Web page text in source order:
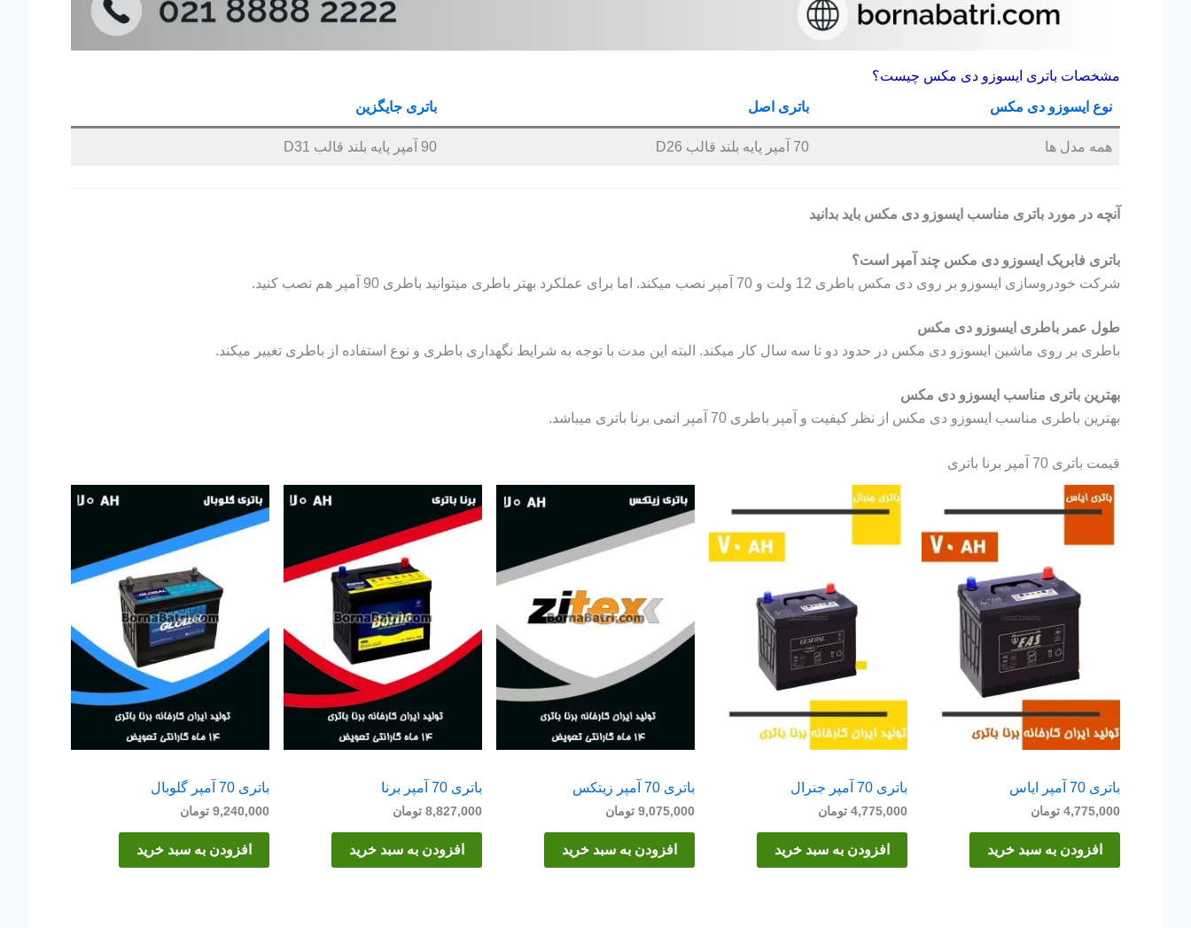
مشخصات باتری ایسوزو دی مکس چیست؟
نوع ایسوزو دی مکس باتری اصل باتری جایگزین
همه مدل ها 70 آمپر پایه بلند قالب D26 90 آمپر پایه بلند قالب D31
آنچه در مورد باتری مناسب ایسوزو دی مکس باید بدانید
باتری فابریک ایسوزو دی مکس چند آمپر است؟
شرکت خودروسازی ایسوزو بر روی دی مکس باطری 12 ولت و 70 آمپر نصب میکند. اما برای عملکرد بهتر باطری میتوانید باطری 90 آمپر هم نصب کنید.
طول عمر باطری ایسوزو دی مکس
باطری بر روی ماشین ایسوزو دی مکس در حدود دو تا سه سال کار میکند. البته این مدت با توجه به شرایط نگهداری باطری و نوع استفاده از باطری تغییر میکند.
بهترین باتری مناسب ایسوزو دی مکس
بهترین باطری مناسب ایسوزو دی مکس از نظر کیفیت و آمپر باطری 70 آمپر اتمی برنا باتری میباشد.
قیمت باتری 70 آمپر برنا باتری
باتری 70 آمپر ایاس
4,775,000 تومان
افزودن به سبد خرید
باتری 70 آمپر جنرال
4,775,000 تومان
افزودن به سبد خرید
باتری 70 آمپر زیتکس
9,075,000 تومان
افزودن به سبد خرید
باتری 70 آمپر برنا
8,827,000 تومان
افزودن به سبد خرید
باتری 70 آمپر گلوبال
9,240,000 تومان
افزودن به سبد خرید